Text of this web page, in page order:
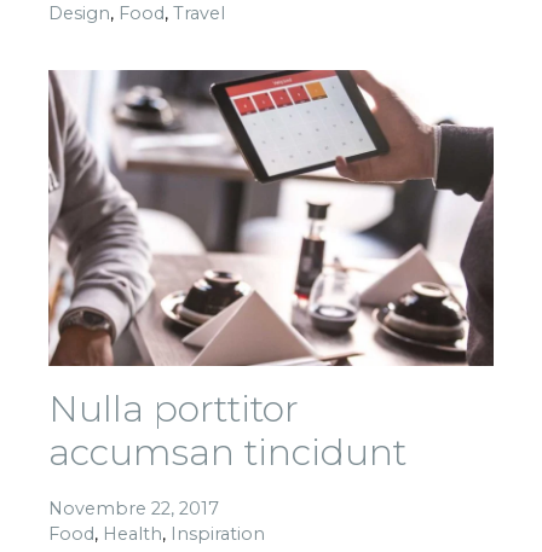
Design, Food, Travel
Nulla porttitor
accumsan tincidunt
Novembre 22, 2017
Food, Health, Inspiration